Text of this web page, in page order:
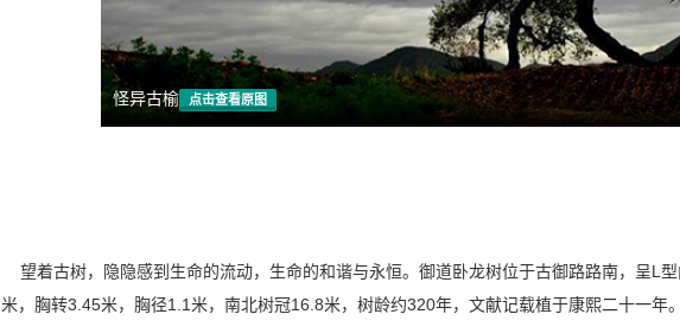
怪异古榆 点击查看原图
望着古树，隐隐感到生命的流动，生命的和谐与永恒。御道卧龙树位于古御路路南，呈L
米，胸转3.45米，胸径1.1米，南北树冠16.8米，树龄约320年，文献记载植于康熙二十一年